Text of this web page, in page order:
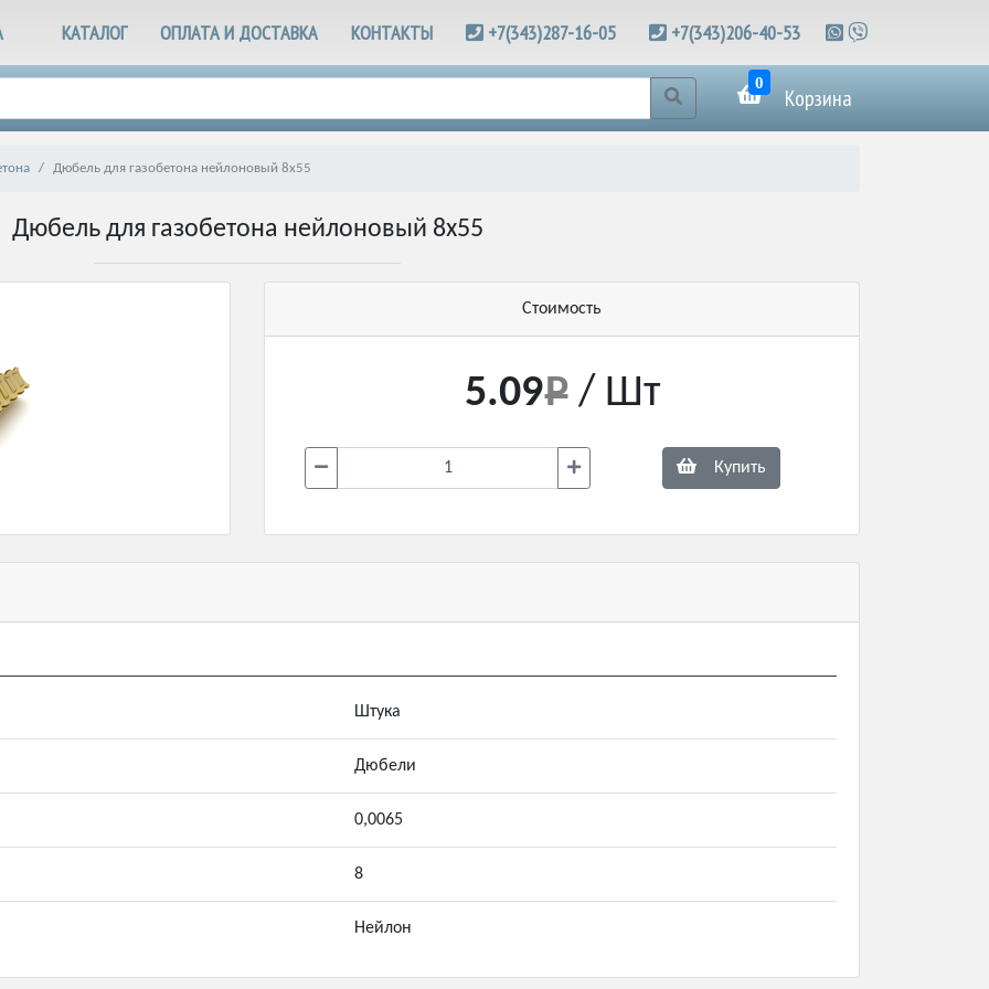
КАТАЛОГ ОПЛАТА И ДОСТАВКА КОНТАКТЫ +7(343)287-16-05 +7(343)206-40-53
0
Корзина
Дюбель для газобетона нейлоновый 8х55
Дюбель для газобетона нейлоновый 8х55
Стоимость
5.09 / Шт
Купить
Штука
Дюбели
0,0065
8
Нейлон